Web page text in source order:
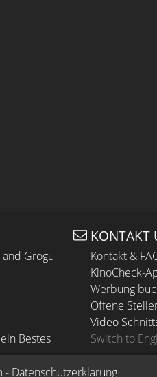
Grogu
Bestes
KONTAKT
Kontakt &
KinoCheck-
Werbung
Offene
Video
Switch to
- Datenschutzerklärung